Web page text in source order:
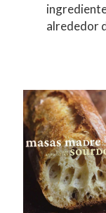
alrededor